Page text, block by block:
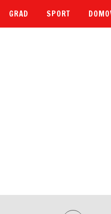
GRAD SPORT